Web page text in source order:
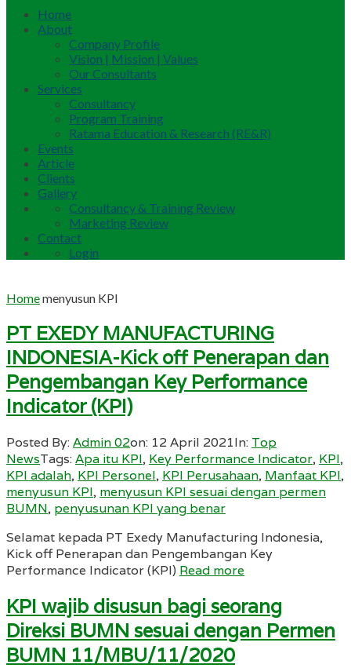
Home
About
Company Profile
Vision | Mission | Values
Our Consultants
Services
Consultancy
Program Training
Ratama Education & Research (RE&R)
Events
Article
Clients
Gallery
Consultancy & Training Review
Marketing Review
Contact
Login
Homemenyusun KPI
PT EXEDY MANUFACTURING
INDONESIA-Kick off Penerapan dan
Pengembangan Key Performance
Indicator (KPI)
Posted By:Admin 02on: 12 April 2021In: Top
NewsTags:Apa itu KPI, Key Performance Indicator, KPI,
KPI adalah, KPI Personel, KPI Perusahaan, Manfaat KPI,
menyusun KPI, menyusun KPI sesuai dengan permen
BUMN, penyusunan KPI yang benar
Selamat kepada PT Exedy Manufacturing Indonesia,
Kick off Penerapan dan Pengembangan Key
Performance Indicator (KPI) Read more
KPI wajib disusun bagi seorang
Direksi BUMN sesuai dengan Permen
BUMN 11/MBU/11/2020